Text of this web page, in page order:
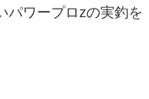
パワープロzの実釣を